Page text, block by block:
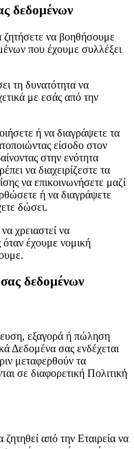
δεδομένων
ζητήσετε να βοηθήσουμε
που έχουμε συλλέξει
τη δυνατότητα να
με εσάς από την
ή να διαγράψετε τα
είσοδο στον
στην ενότητα
να διαχειρίζεστε τα
να επικοινωνήσετε μαζί
ή να διαγράψετε
δώσει.
χρειαστεί να
έχουμε νομική
δεδομένων
εξαγορά ή πώληση
Δεδομένα σας ενδέχεται
μεταφερθούν τα
σε διαφορετική Πολιτική
από την Εταιρεία να